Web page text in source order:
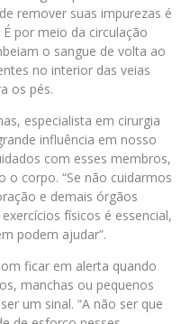
remover suas impurezas é
por meio da circulação
o sangue de volta ao
no interior das veias
os pés.
especialista em cirurgia
influência em nosso
com esses membros,
o corpo. “Se não cuidarmos
e demais órgãos
físicos é essencial,
podem ajudar”.
ficar em alerta quando
manchas ou pequenos
um sinal. “A não ser que